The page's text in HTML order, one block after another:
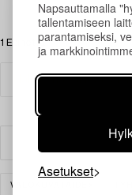
Napsauttamalla
tallentamiseen
parantamiseksi,
ja
Asetukset
1 Esinettä
VALOKUVATAIDE